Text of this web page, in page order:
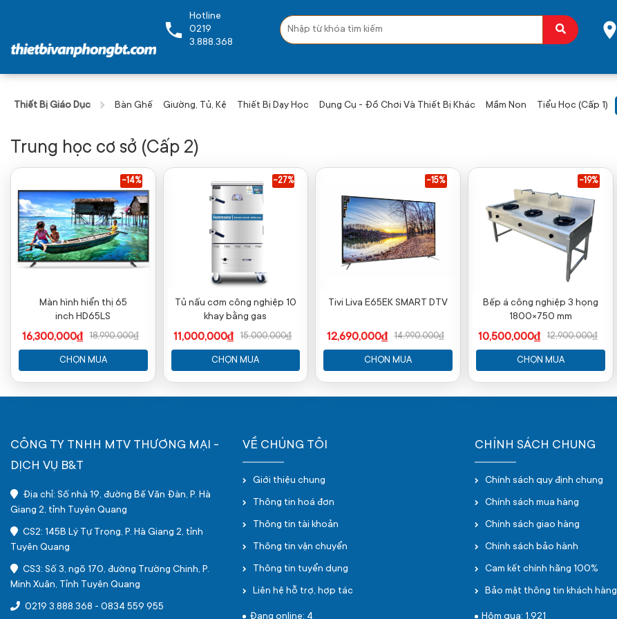
Hotline
0219
3.888.368
Thiết Bị Giáo Dục Bàn Ghế Giường, Tủ, Kệ Thiết Bị Dạy Học Dụng Cụ - Đồ Chơi Và Thiết Bị Khác Mầm Non Tiểu Học (Cấp 1)
Trung học cơ sở (Cấp 2)
Màn hình hiển thị 65
inch HD65LS
16,300,000₫ 18,990,000₫
-14%
CHỌN MUA
Tủ nấu cơm công nghiệp 10
khay bằng gas
11,000,000₫ 15,000,000₫
-27%
CHỌN MUA
Tivi Liva E65EK SMART DTV
12,690,000₫ 14,990,000₫
-15%
CHỌN MUA
Bếp á công nghiệp 3 họng
1800×750 mm
10,500,000₫ 12,900,000₫
-19%
CHỌN MUA
CÔNG TY TNHH MTV THƯƠNG MẠI -
DỊCH VỤ B&T
Địa chỉ: Số nhà 19, đường Bế Văn Đàn, P. Hà
Giang 2, tỉnh Tuyên Quang
CS2: 145B Lý Tự Trọng, P. Hà Giang 2, tỉnh
Tuyên Quang
CS3: Số 3, ngõ 170, đường Trường Chinh, P.
Minh Xuân, Tỉnh Tuyên Quang
0219 3.888.368 - 0834 559 955
VỀ CHÚNG TÔI
Giới thiệu chung
Thông tin hoá đơn
Thông tin tài khoản
Thông tin vận chuyển
Thông tin tuyển dụng
Liên hệ hỗ trợ, hợp tác
CHÍNH SÁCH CHUNG
Chính sách quy định chung
Chính sách mua hàng
Chính sách giao hàng
Chính sách bảo hành
Cam kết chính hãng 100%
Bảo mật thông tin khách hàng